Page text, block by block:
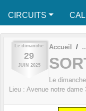
CIRCUITS
Le dimanche
29
JUIN 2025
Accueil
Le dimanche
Lieu : Avenue notre dame